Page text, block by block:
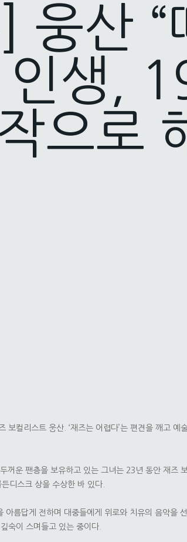
웅산
인생,
으로
보컬리스트 웅산. ‘재즈는 어렵다’는 편견을 깨고
두꺼운 팬층을 보유하고 있는 그녀는 23년 동안 재
디스크 상을 수상한 바 있다.
아름답게 전하며 대중들에게 위로와 치유의 음악을
숙이 스며들고 있는 중이다.